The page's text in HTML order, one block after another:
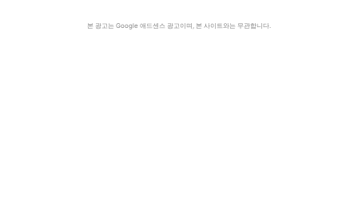
본 광고는 Google 애드센스 광고이며, 본 사이트와는 무관합니다.